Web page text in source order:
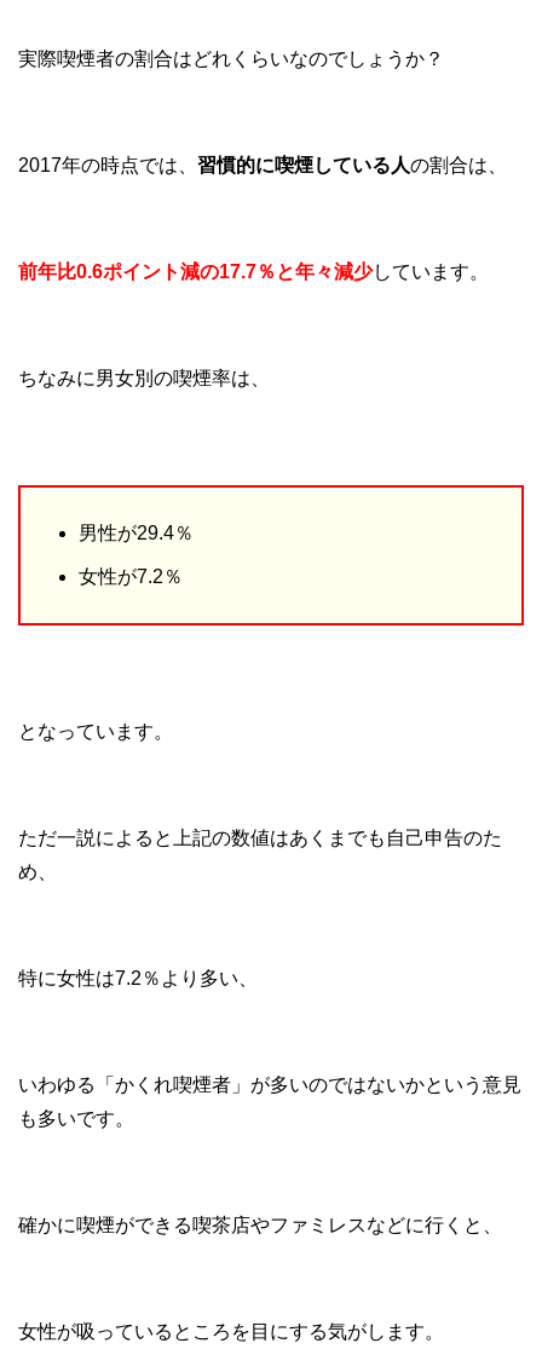
実際喫煙者の割合はどれくらいなのでしょうか？
2017年の時点では、 習慣的に喫煙している人の割合は、
前年比0.6ポイント減の17.7％と年々減少しています。
ちなみに男女別の喫煙率は、
男性が29.4％
女性が7.2％
となっています。
ただ一説によると上記の数値はあくまでも自己申告のた
め、
特に女性は7.2％より多い、
いわゆる「かくれ喫煙者」が多いのではないかという意見
も多いです。
確かに喫煙ができる喫茶店やファミレスなどに行くと、
女性が吸っているところを目にする気がします。